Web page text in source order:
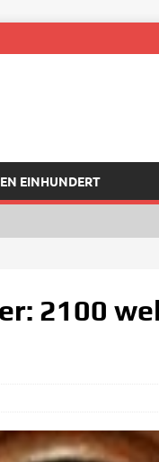
EINHUNDERT
2100